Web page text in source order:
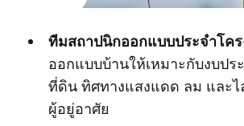
ทีมสถาปนิกออกแบบประจำโคร
ออกแบบบ้านให้เหมาะกับงบป
ที่ดิน ทิศทางแสงแดด ลม และ
ผู้อยู่อาศัย